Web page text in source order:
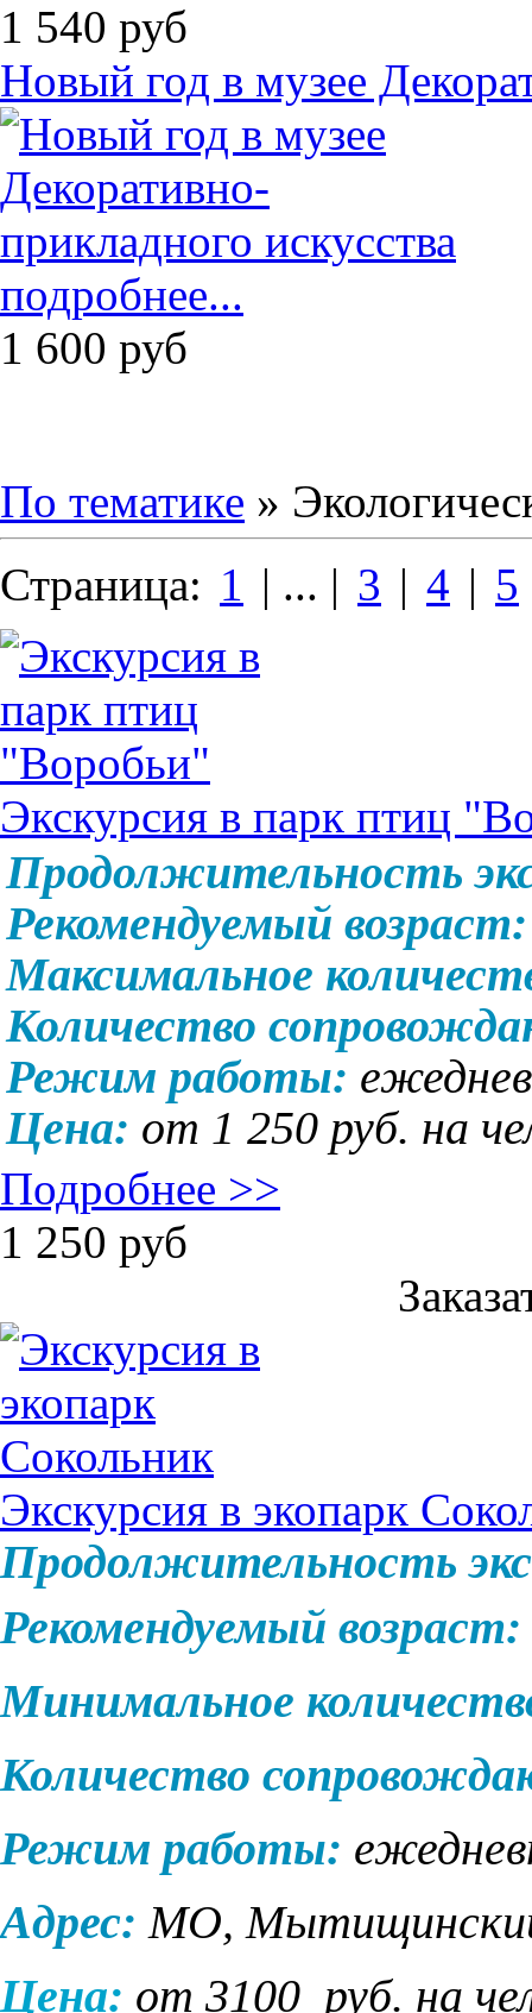
1 540 руб
Новый год в музее
подробнее...
1 600 руб
По тематике »
Страница: 1 | ... | 3 | 4 | 5
Экскурсия в парк птиц
Продолжительность
Рекомендуемый
Максимальное
Количество
Режим работы:
Цена: от 1 250 руб. на
Подробнее >>
1 250 руб
Экскурсия в экопарк
Продолжительность
Рекомендуемый возраст:
Минимальное
Количество
Режим работы:
Адрес:МО,
Цена: от 3100 руб. на